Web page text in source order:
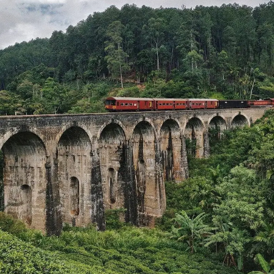
Jaipur
Los lugares deben visitar en Monsoon en India, la ciudad
rosa de Jaipur está salpicada de impresionantes
palacios, havelis y monumentos. El imponente Fuerte
Amer (Amber), a 11 kilómetros de la ciudad, es su
atracción principal con entradas altamente decoradas,
celosías intrincadas y un impresionante Sheesh Mahal.
Haga un recorrido a pie por la ciudad, visite Hawa Mahal,
el Palacio de la Ciudad y varios bazares. La ciudad es
famosa por su industria de impresión de bloques y su
colorido trabajo de bandhani, sin mencionar el cálido
Jaipuri Razai.
Varanasi